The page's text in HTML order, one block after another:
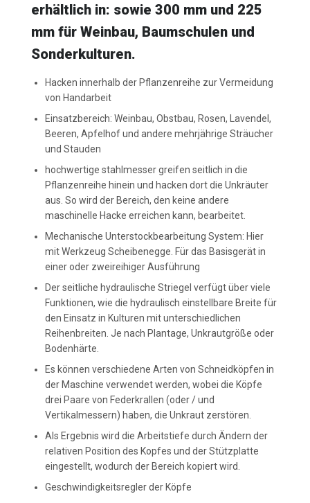
erhältlich in: sowie 300 mm und 225
mm für Weinbau, Baumschulen und
Sonderkulturen.
Hacken innerhalb der Pflanzenreihe zur Vermeidung
von Handarbeit
Einsatzbereich: Weinbau, Obstbau, Rosen, Lavendel,
Beeren, Apfelhof und andere mehrjährige Sträucher
und Stauden
hochwertige stahlmesser greifen seitlich in die
Pflanzenreihe hinein und hacken dort die Unkräuter
aus. So wird der Bereich, den keine andere
maschinelle Hacke erreichen kann, bearbeitet.
Mechanische Unterstockbearbeitung System: Hier
mit Werkzeug Scheibenegge. Für das Basisgerät in
einer oder zweireihiger Ausführung
Der seitliche hydraulische Striegel verfügt über viele
Funktionen, wie die hydraulisch einstellbare Breite für
den Einsatz in Kulturen mit unterschiedlichen
Reihenbreiten. Je nach Plantage, Unkrautgröße oder
Bodenhärte.
Es können verschiedene Arten von Schneidköpfen in
der Maschine verwendet werden, wobei die Köpfe
drei Paare von Federkrallen (oder / und
Vertikalmessern) haben, die Unkraut zerstören.
Als Ergebnis wird die Arbeitstiefe durch Ändern der
relativen Position des Kopfes und der Stützplatte
eingestellt, wodurch der Bereich kopiert wird.
Geschwindigkeitsregler der Köpfe